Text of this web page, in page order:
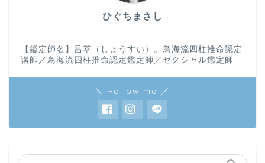
ひぐちまさし
【鑑定師名】昌萃（しょうすい）。鳥海流四柱推命認定
講師／鳥海流四柱推命認定鑑定師／セクシャル鑑定師
＼ Follow me ／